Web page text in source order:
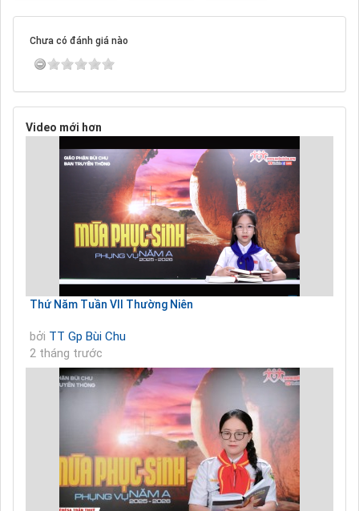
Chưa có đánh giá nào
Video mới hơn
Thứ Năm Tuần VII Thường Niên
bởi TT Gp Bùi Chu
2 tháng trước